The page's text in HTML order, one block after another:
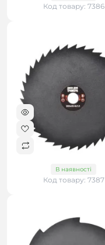
Код товару: 7386
В наявності
Код товару: 7387